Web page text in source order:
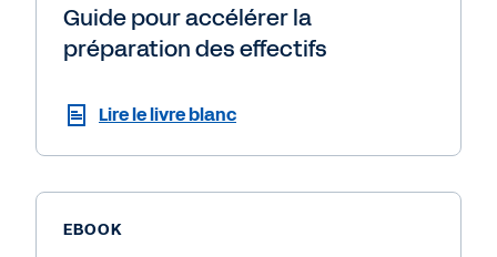
Guide pour accélérer la
préparation des effectifs
Lire le livre blanc
EBOOK